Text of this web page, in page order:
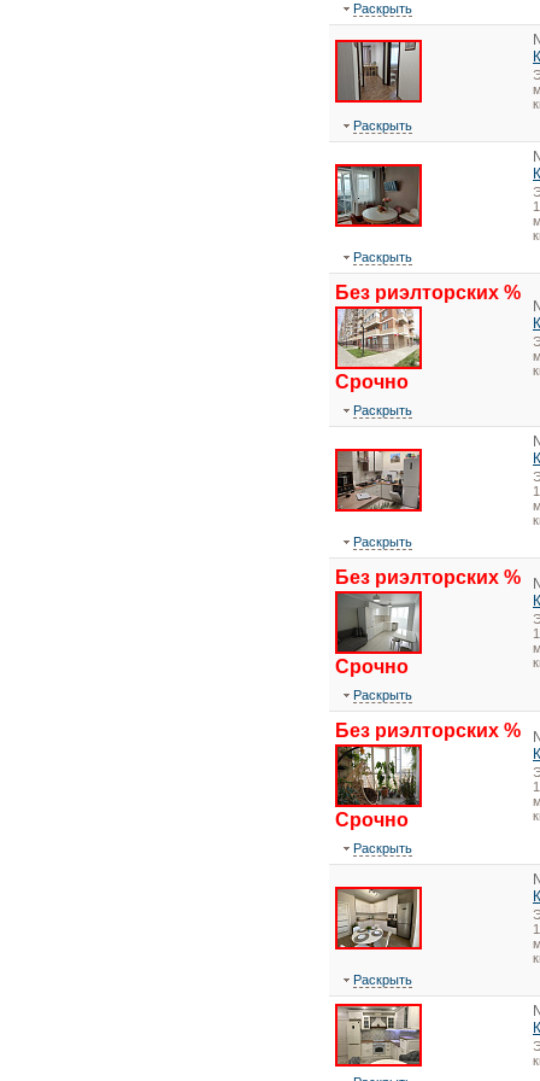
Раскрыть
Раскрыть
Раскрыть
Без риэлторских %
Срочно
Раскрыть
Раскрыть
Без риэлторских %
Срочно
Раскрыть
Без риэлторских %
Срочно
Раскрыть
Раскрыть